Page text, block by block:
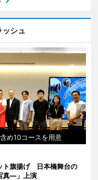
ッシュ
め10コースを用意
ト旗揚げ 日本橋舞台の
真―」上演